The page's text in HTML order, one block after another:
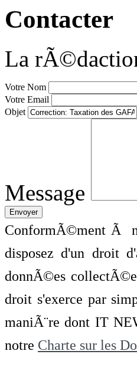
Contacter
La
Votre Nom
Votre Email
Objet
Message
ConformÃ©ment Ã
disposez d'un droit
donnÃ©es
droit s'exerce par
maniÃ¨re dont IT
notre Charte sur les